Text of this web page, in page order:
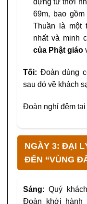
dựng từ thời
69m, bao
Thuần là một
nhất và minh
của Phật giáo
Tối: Đoàn dùng
sau đó về khách
Đoàn nghỉ đêm tại
NGÀY 3: ĐẠI
ĐẾN “VÙNG
Sáng: Quý
Đoàn khởi